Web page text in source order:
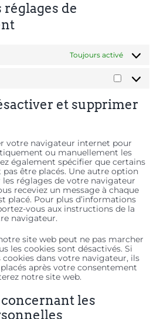
réglages de
Toujours activé
Marketing
et supprimer
votre navigateur internet pour
ou manuellement les
également spécifier que certains
être placés. Une autre option
réglages de votre navigateur
receviez un message à chaque
placé. Pour plus d’informations
vous aux instructions de la
navigateur.
site web peut ne pas marcher
les cookies sont désactivés. Si
dans votre navigateur, ils
après votre consentement
notre site web.
les